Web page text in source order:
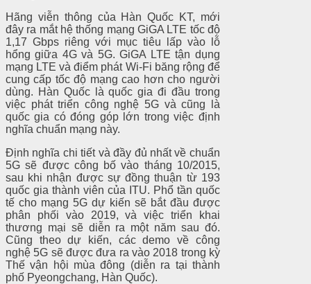
Hãng viễn thông của Hàn Quốc KT, mới
đây ra mắt hệ thống mạng GiGA LTE tốc độ
1,17 Gbps riêng với mục tiêu lấp vào lỗ
hổng giữa 4G và 5G. GiGA LTE tận dụng
mạng LTE và điểm phát Wi-Fi băng rộng để
cung cấp tốc độ mạng cao hơn cho người
dùng. Hàn Quốc là quốc gia đi đầu trong
việc phát triển công nghệ 5G và cũng là
quốc gia có đóng góp lớn trong việc định
nghĩa chuẩn mạng này.
Định nghĩa chi tiết và đầy đủ nhất về chuẩn
5G sẽ được công bố vào tháng 10/2015,
sau khi nhận được sự đồng thuận từ 193
quốc gia thành viên của ITU. Phổ tần quốc
tế cho mạng 5G dự kiến sẽ bắt đầu được
phân phối vào 2019, và việc triển khai
thương mại sẽ diễn ra một năm sau đó.
Cũng theo dự kiến, các demo về công
nghệ 5G sẽ được đưa ra vào 2018 trong kỳ
Thế vận hội mùa đông (diễn ra tại thành
phố Pyeongchang, Hàn Quốc).